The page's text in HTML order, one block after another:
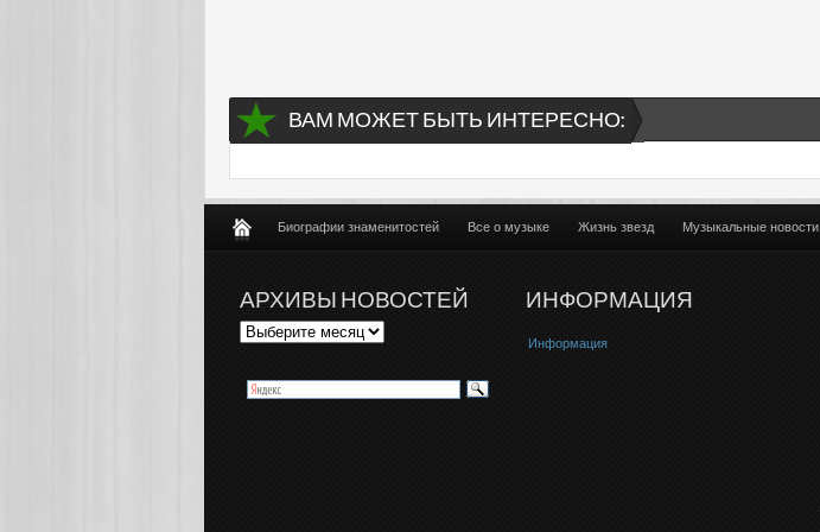
ВАМ МОЖЕТ БЫТЬ ИНТЕРЕСНО:
Биографии знаменитостей Все о музыке Жизнь звезд Музыкальные новости
АРХИВЫ НОВОСТЕЙ ИНФОРМАЦИЯ
Информация